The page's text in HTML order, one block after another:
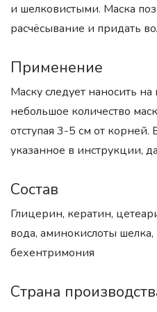
и шелковистыми. Маска
расчёсывание и придать
Применение
Маску следует наносить
небольшое количество
отступая 3-5 см от
указанное в инструкции,
Состав
Глицерин, кератин,
вода, аминокислоты
бехентримония
Страна